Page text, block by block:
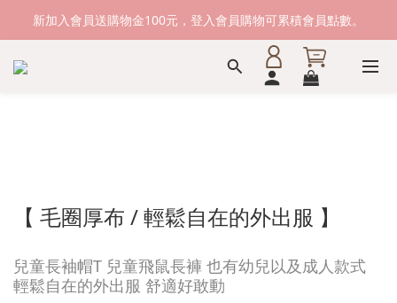
新加入會員送購物金100元，登入會員購物可累積會員點數。
新加入會員送購物金100元，登入會員購物可累積會員點數。
滿1500元免運費。 滿2000元，貨到付款免運。
【 毛圈厚布 / 輕鬆自在的外出服 】
兒童長袖帽T 兒童飛鼠長褲 也有幼兒以及成人款式
輕鬆自在的外出服 舒適好敢動